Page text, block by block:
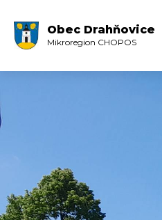
Obec Drahňovice
Mikroregion CHOPOS